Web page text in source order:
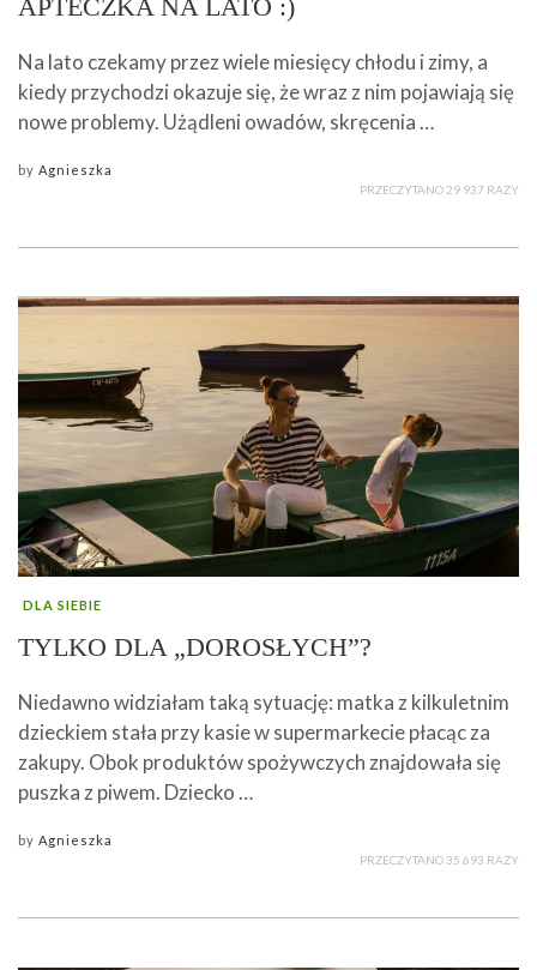
APTECZKA NA LATO :)
Na lato czekamy przez wiele miesięcy chłodu i zimy, a
kiedy przychodzi okazuje się, że wraz z nim pojawiają się
nowe problemy. Użądleni owadów, skręcenia …
by Agnieszka
PRZECZYTANO 29 937 RAZY
DLA SIEBIE
TYLKO DLA „DOROSŁYCH”?
Niedawno widziałam taką sytuację: matka z kilkuletnim
dzieckiem stała przy kasie w supermarkecie płacąc za
zakupy. Obok produktów spożywczych znajdowała się
puszka z piwem. Dziecko …
by Agnieszka
PRZECZYTANO 35 693 RAZY